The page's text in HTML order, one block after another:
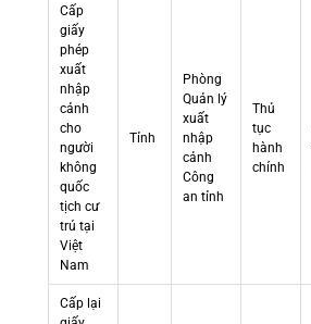
Cấp
giấy
phép
xuất
nhập
cảnh
cho
người
không
quốc
tịch cư
trú tại
Việt
Nam
Tỉnh
Phòng
Quản lý
xuất
nhập
cảnh
Công
an tỉnh
Thủ
tục
hành
chính
Cấp lại